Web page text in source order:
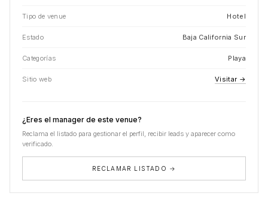
Tipo de venue Hotel
Estado Baja California Sur
Categorías Playa
Sitio web Visitar →
¿Eres el manager de este venue?
Reclama el listado para gestionar el perfil, recibir leads y aparecer como
verificado.
RECLAMAR LISTADO →